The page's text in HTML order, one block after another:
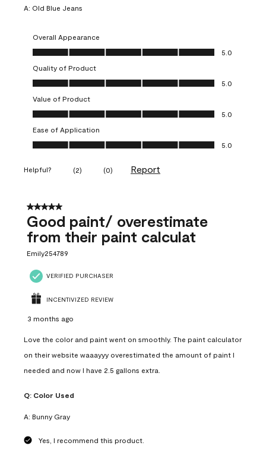
A: Old Blue Jeans
Overall Appearance
Overall Appearance, 5.0 out of 5
5.0
Quality of Product
Quality of Product, 5.0 out of 5
5.0
Value of Product
Value of Product, 5.0 out of 5
5.0
Ease of Application
Ease of Application, 5.0 out of 5
5.0
Helpful? (2) (0) Report
5 out of 5 stars.
Good paint/ overestimate
from their paint calculat
Emily254789
VERIFIED PURCHASER
INCENTIVIZED REVIEW
3 months ago
Love the color and paint went on smoothly. The paint calculator
on their website waaayyy overestimated the amount of paint I
needed and now I have 2.5 gallons extra.
Q: Color Used
A: Bunny Gray
Yes, I recommend this product.